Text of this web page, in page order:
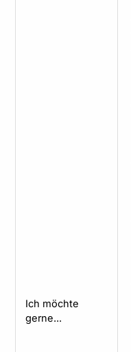
Ich möchte
gerne...